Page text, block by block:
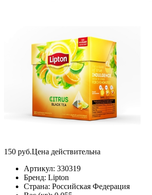
150 руб.Цена действительна
Артикул: 330319
Бренд: Lipton
Страна: Российская Федерация